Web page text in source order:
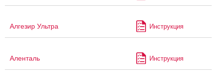
Алгезир Ультра Инструкция
Аленталь Инструкция